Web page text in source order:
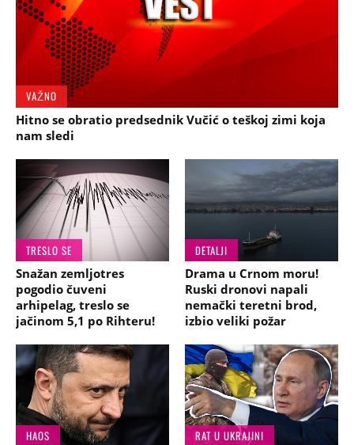
VAŽNO
Hitno se obratio predsednik Vučić o teškoj zimi koja
nam sledi
TRESLO SE
Snažan zemljotres
pogodio čuveni
arhipelag, treslo se
jačinom 5,1 po Rihteru!
DETALJI
Drama u Crnom moru!
Ruski dronovi napali
nemački teretni brod,
izbio veliki požar
HAOS
RAT U UKRAJINI